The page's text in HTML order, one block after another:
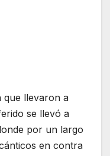
que llevaron a
se llevó a
por un largo
en contra